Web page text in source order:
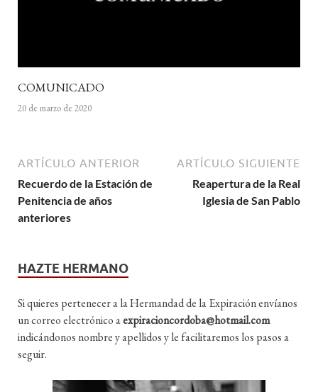
COMUNICADO
20 de marzo de 2020
ARTÍCULO ANTERIOR
Recuerdo de la Estación de
Penitencia de años
anteriores
ARTÍCULO SIGUIENTE
Reapertura de la Real
Iglesia de San Pablo
HAZTE HERMANO
Si quieres pertenecer a la Hermandad de la Expiración envíanos
un correo electrónico aexpiracioncordoba@hotmail.com
indicándonos nombre y apellidos y le facilitaremos los pasos a
seguir.